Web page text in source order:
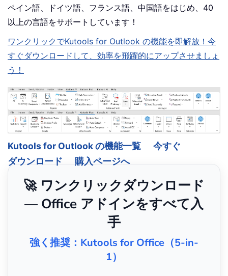
ペイン語、ドイツ語、フランス語、中国語をはじめ、40
以上の言語をサポートしています！
ワンクリックでKutools for Outlook の機能を即解放！今
すぐダウンロードして、効率を飛躍的にアップさせましょ
う！
Kutools for Outlook の機能一覧
今すぐ
ダウンロード
購入ページへ
🚀 ワンクリックダウンロード
— Office アドインをすべて入
手
強く推奨：Kutools for Office（5-in-
1）